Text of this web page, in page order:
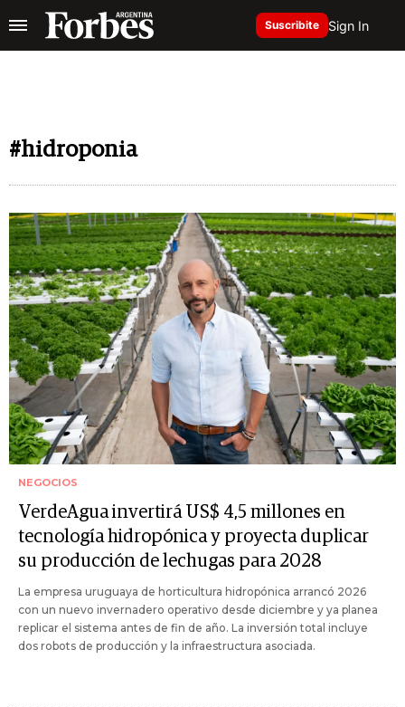
Suscribite Sign In
#hidroponia
NEGOCIOS
VerdeAgua invertirá US$ 4,5 millones en
tecnología hidropónica y proyecta duplicar
su producción de lechugas para 2028
La empresa uruguaya de horticultura hidropónica arrancó 2026
con un nuevo invernadero operativo desde diciembre y ya planea
replicar el sistema antes de fin de año. La inversión total incluye
dos robots de producción y la infraestructura asociada.